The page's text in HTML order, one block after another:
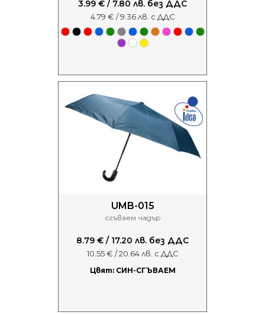
3.99 € / 7.80 лв. без ДДС
4.79 € / 9.36 лв. с ДДС
UMB-015
сгъваем чадър
8.79 € / 17.20 лв. без ДДС
10.55 € / 20.64 лв. с ДДС
Цвят: СИН-СГЪВАЕМ